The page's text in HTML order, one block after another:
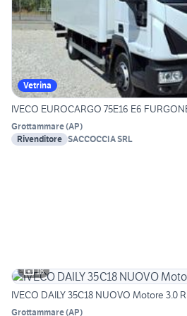
Vetrina
IVECO EUROCARGO 75E16 E6
Grottammare(AP)
Rivenditore SACCOCCIA SRL
18
IVECO DAILY 35C18 NUOVO Motore 3.0
Grottammare(AP)